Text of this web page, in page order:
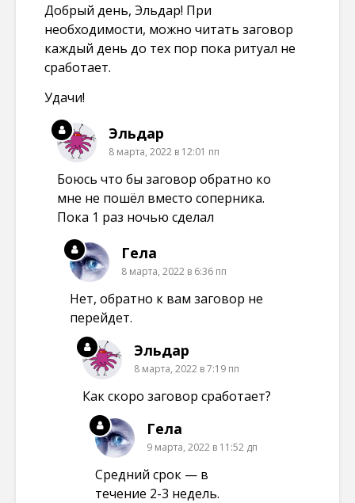
Добрый день, Эльдар! При
необходимости, можно читать заговор
каждый день до тех пор пока ритуал не
сработает.
Удачи!
Эльдар
8 марта, 2022 в 12:01 пп
Боюсь что бы заговор обратно ко
мне не пошёл вместо соперника.
Пока 1 раз ночью сделал
Гела
8 марта, 2022 в 6:36 пп
Нет, обратно к вам заговор не
перейдет.
Эльдар
8 марта, 2022 в 7:19 пп
Как скоро заговор сработает?
Гела
9 марта, 2022 в 11:52 дп
Средний срок — в
течение 2-3 недель.